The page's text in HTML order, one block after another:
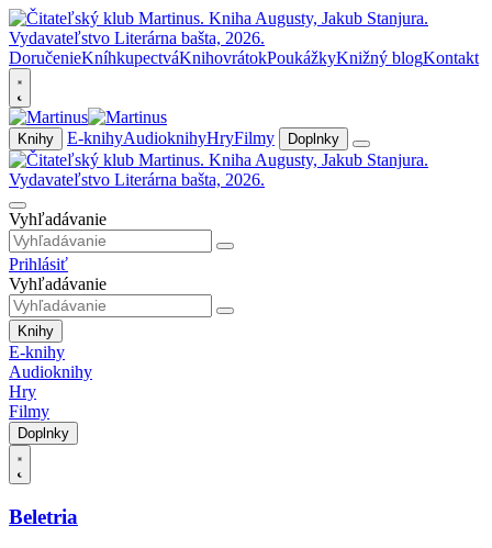
DoručenieKníhkupectváKnihovrátokPoukážkyKnižný blogKontakt
Knihy E-knihyAudioknihyHryFilmy Doplnky
Vyhľadávanie
Prihlásiť
Vyhľadávanie
Knihy
E-knihy
Audioknihy
Hry
Filmy
Doplnky
Beletria